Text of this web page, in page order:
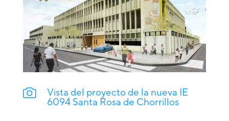
Vista del proyecto de la nueva IE
6094 Santa Rosa de Chorrillos